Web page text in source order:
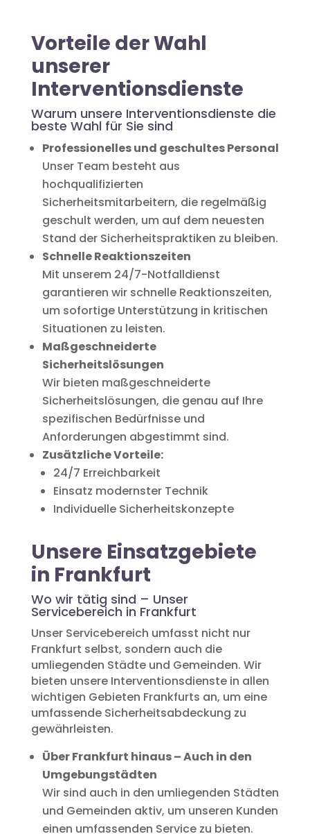
Vorteile der Wahl
unserer
Interventionsdienste
Warum unsere Interventionsdienste die
beste Wahl für Sie sind
Professionelles und geschultes Personal
Unser Team besteht aus
hochqualifizierten
Sicherheitsmitarbeitern, die regelmäßig
geschult werden, um auf dem neuesten
Stand der Sicherheitspraktiken zu bleiben.
Schnelle Reaktionszeiten
Mit unserem 24/7-Notfalldienst
garantieren wir schnelle Reaktionszeiten,
um sofortige Unterstützung in kritischen
Situationen zu leisten.
Maßgeschneiderte
Sicherheitslösungen
Wir bieten maßgeschneiderte
Sicherheitslösungen, die genau auf Ihre
spezifischen Bedürfnisse und
Anforderungen abgestimmt sind.
Zusätzliche Vorteile:
24/7 Erreichbarkeit
Einsatz modernster Technik
Individuelle Sicherheitskonzepte
Unsere Einsatzgebiete
in Frankfurt
Wo wir tätig sind – Unser
Servicebereich in Frankfurt
Unser Servicebereich umfasst nicht nur
Frankfurt selbst, sondern auch die
umliegenden Städte und Gemeinden. Wir
bieten unsere Interventionsdienste in allen
wichtigen Gebieten Frankfurts an, um eine
umfassende Sicherheitsabdeckung zu
gewährleisten.
Über Frankfurt hinaus – Auch in den
Umgebungstädten
Wir sind auch in den umliegenden Städten
und Gemeinden aktiv, um unseren Kunden
einen umfassenden Service zu bieten.